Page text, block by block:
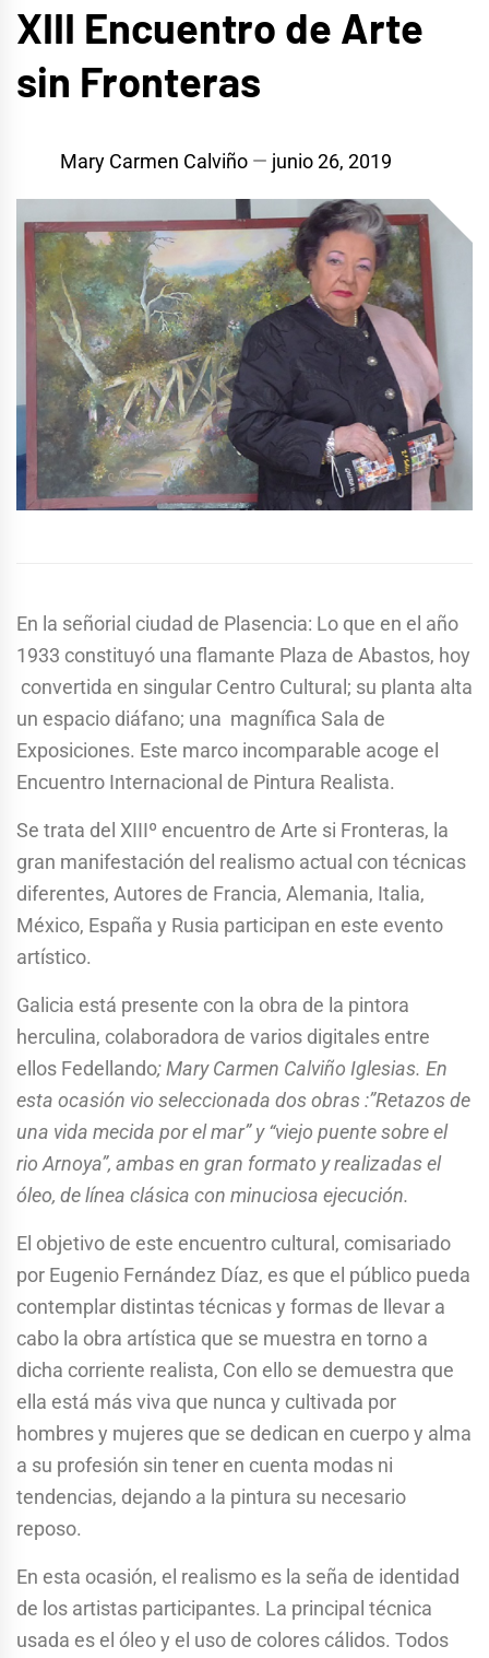
XIII Encuentro de Arte
sin Fronteras
Mary Carmen Calviño junio 26, 2019
En la señorial ciudad de Plasencia: Lo que en el año
1933 constituyó una flamante Plaza de Abastos, hoy
convertida en singular Centro Cultural; su planta alta
un espacio diáfano; una magnífica Sala de
Exposiciones. Este marco incomparable acoge el
Encuentro Internacional de Pintura Realista.
Se trata del XIIIº encuentro de Arte si Fronteras, la
gran manifestación del realismo actual con técnicas
diferentes, Autores de Francia, Alemania, Italia,
México, España y Rusia participan en este evento
artístico.
Galicia está presente con la obra de la pintora
herculina, colaboradora de varios digitales entre
ellos Fedellando; Mary Carmen Calviño Iglesias. En
esta ocasión vio seleccionada dos obras :”Retazos de
una vida mecida por el mar” y “viejo puente sobre el
rio Arnoya”, ambas en gran formato y realizadas el
óleo, de línea clásica con minuciosa ejecución.
El objetivo de este encuentro cultural, comisariado
por Eugenio Fernández Díaz, es que el público pueda
contemplar distintas técnicas y formas de llevar a
cabo la obra artística que se muestra en torno a
dicha corriente realista, Con ello se demuestra que
ella está más viva que nunca y cultivada por
hombres y mujeres que se dedican en cuerpo y alma
a su profesión sin tener en cuenta modas ni
tendencias, dejando a la pintura su necesario
reposo.
En esta ocasión, el realismo es la seña de identidad
de los artistas participantes. La principal técnica
usada es el óleo y el uso de colores cálidos. Todos